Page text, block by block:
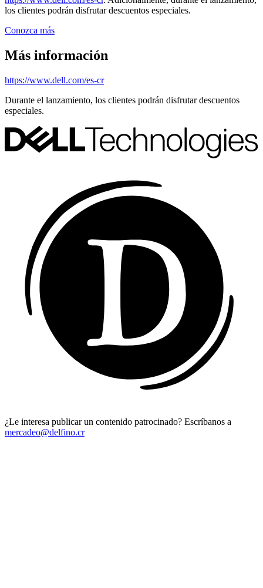
los clientes podrán disfrutar descuentos especiales.
Conozca más
Más información
https://www.dell.com/es-cr
Durante el lanzamiento, los clientes podrán disfrutar descuentos
especiales.
¿Le interesa publicar un contenido patrocinado? Escríbanos a
mercadeo@delfino.cr